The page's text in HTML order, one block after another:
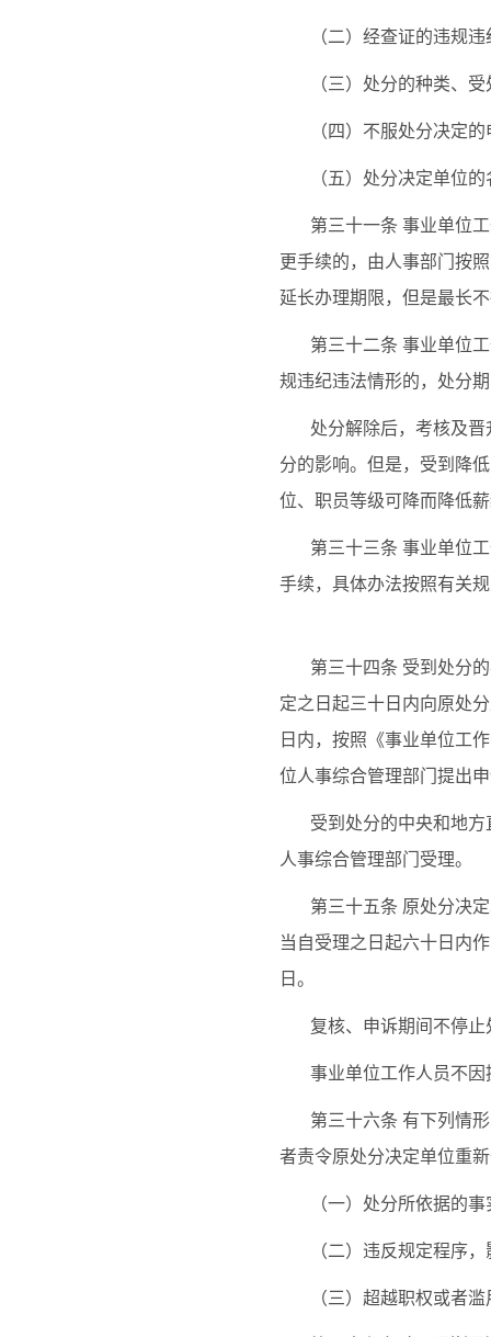
（二）经查证的违规
（三）处分的种类、
（四）不服处分决定
（五）处分决定单位
第三十一条 事业单位
更手续的，由人事部门按
延长办理期限，但是最长
第三十二条 事业单位
规违纪违法情形的，处分
处分解除后，考核及
分的影响。但是，受到降
位、职员等级可降而降低
第三十三条 事业单位
手续，具体办法按照有关
第三十四条 受到处分
定之日起三十日内向原处
日内，按照《事业单位工
位人事综合管理部门提出
受到处分的中央和地
人事综合管理部门受理。
第三十五条 原处分决
当自受理之日起六十日内
日。
复核、申诉期间不停
事业单位工作人员不
第三十六条 有下列情
者责令原处分决定单位重
（一）处分所依据的
（二）违反规定程序
（三）超越职权或者